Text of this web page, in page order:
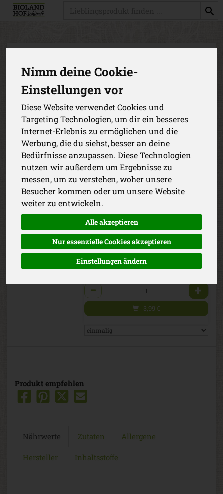
Nimm deine Cookie-
Einstellungen vor
Diese Website verwendet Cookies und
Targeting Technologien, um dir ein besseres
Internet-Erlebnis zu ermöglichen und die
Werbung, die du siehst, besser an deine
Bedürfnisse anzupassen. Diese Technologien
nutzen wir außerdem um Ergebnisse zu
messen, um zu verstehen, woher unsere
Besucher kommen oder um unsere Website
weiter zu entwickeln.
Alle akzeptieren
Nur essenzielle Cookies akzeptieren
Einstellungen ändern
Weizen 2,5kg
(3,99 € / Stk)
inkl. 7% MwSt.
St
Anzahl
3,99 €
Produkt empfehlen
Nährwerte Zutaten Allergene
Hersteller Inhaltsstoffe